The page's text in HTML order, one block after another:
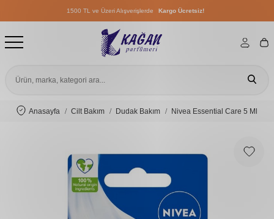
1500 TL ve Üzeri Alışverişlerde Kargo Ücretsiz!
1500 TL ve Üzeri Alışverişlerde
1500 TL ve Üzeri Alışverişlerde
Anasayfa Cilt Bakım Dudak Bakım Nivea Essential Care 5 Ml